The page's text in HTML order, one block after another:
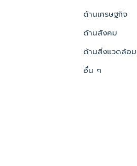
ด้านเศรษฐกิจ
ด้านสังคม
ด้านสิ่งแวดล้อม
อื่น ๆ